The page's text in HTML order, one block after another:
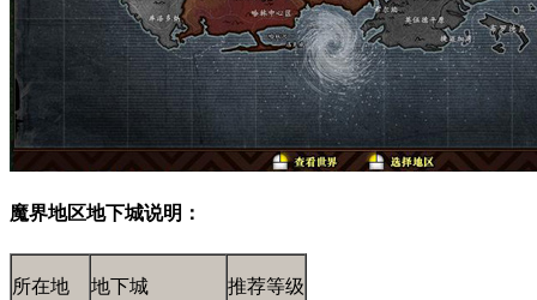
魔界地区地下城说明：
所在地 地下城 推荐等级